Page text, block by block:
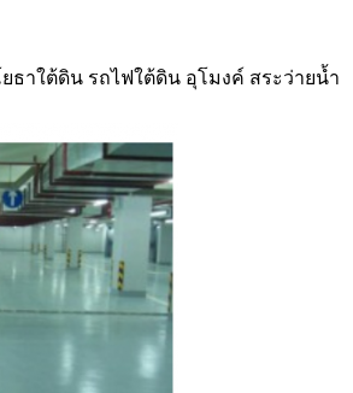
าใต้ดิน รถไฟใต้ดิน อุโมงค์ สระว่ายน้ำ